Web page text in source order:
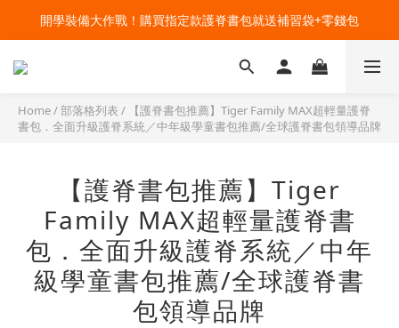
🔥今夏最夯 Pokémon 寶可夢書包現貨熱賣中！開心迎接新學期！
開學裝備大作戰！購買指定款護脊書包就送補習袋+零錢包
🔥今夏最夯 Pokémon 寶可夢書包現貨熱賣中！開心迎接新學期！
Home/部落格列表 /
【護脊書包推薦】Tiger Family MAX超輕量護脊
書包．全面升級護脊系統／中年級學童書包推薦/全球護脊書包領導品牌
【護脊書包推薦】Tiger
Family MAX超輕量護脊書
包．全面升級護脊系統／中年
級學童書包推薦/全球護脊書
包領導品牌